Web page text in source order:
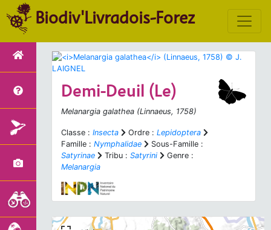
Biodiv'Livradois-Forez
Demi-Deuil (Le)
Melanargia galathea (Linnaeus, 1758)
Classe : Insecta Ordre : Lepidoptera
Famille : Nymphalidae
Sous-Famille :
Satyrinae
Tribu : Satyrini
Genre :
Melanargia